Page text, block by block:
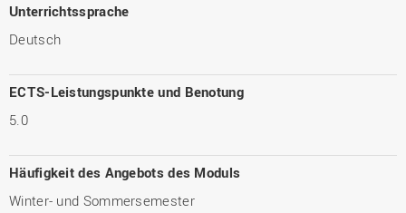
Unterrichtssprache
Deutsch
ECTS-Leistungspunkte und Benotung
5.0
Häufigkeit des Angebots des Moduls
Winter- und Sommersemester